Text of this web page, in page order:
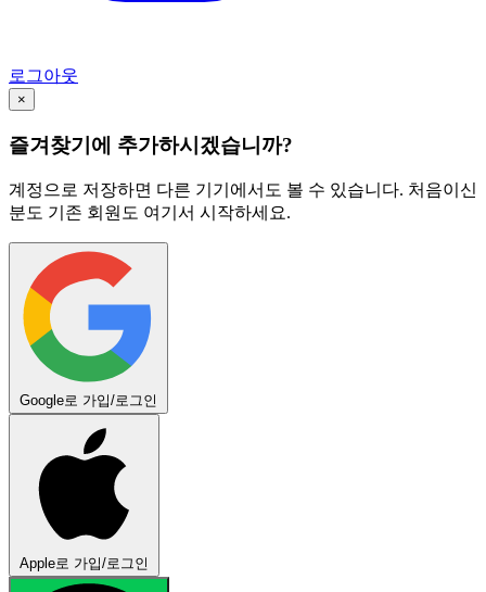
로그아웃
×
즐겨찾기에 추가하시겠습니까?
계정으로 저장하면 다른 기기에서도 볼 수 있습니다. 처음이신
분도 기존 회원도 여기서 시작하세요.
Google로 가입/로그인
Apple로 가입/로그인